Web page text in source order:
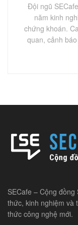
Đội ngũ
năm kinh
chứng khoán.
quan, cảnh
SECafe – Cộng
thức, kinh nghiệm và
thức công nghệ mới.